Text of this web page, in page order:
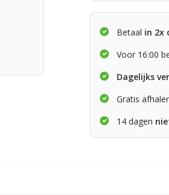
Betaal in 2x
Voor 16:00
Dagelijks
Gratis
14 dagen